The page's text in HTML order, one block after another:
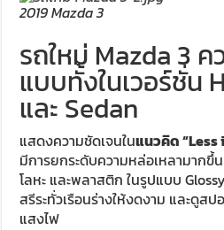
2019 Mazda 3
รถใหม่ Mazda 3
แบบทั้งในเวอร์ชั่น
และ Sedan
แสดงความชัดเจนในแนวคิด “Less
มีการยกระดับความหล่อเหลามาก
โลหะ และพลาสติก ในรูปแบบ
สรีระทั่วเรือนร่างให้งดงาม และดูส
แสงไฟ